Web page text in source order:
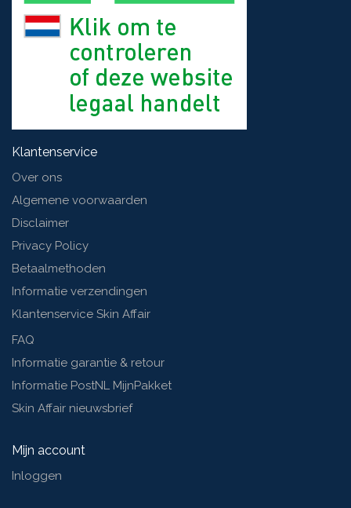
Klantenservice
Over ons
Algemene voorwaarden
Disclaimer
Privacy Policy
Betaalmethoden
Informatie verzendingen
Klantenservice Skin Affair
FAQ
Informatie garantie & retour
Informatie PostNL MijnPakket
Skin Affair nieuwsbrief
Mijn account
Inloggen